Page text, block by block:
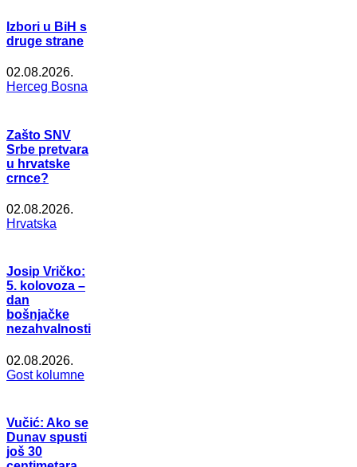
Izbori u BiH s
druge strane
02.08.2026.
Herceg Bosna
Zašto SNV
Srbe pretvara
u hrvatske
crnce?
02.08.2026.
Hrvatska
Josip Vričko:
5. kolovoza –
dan
bošnjačke
nezahvalnosti
02.08.2026.
Gost kolumne
Vučić: Ako se
Dunav spusti
još 30